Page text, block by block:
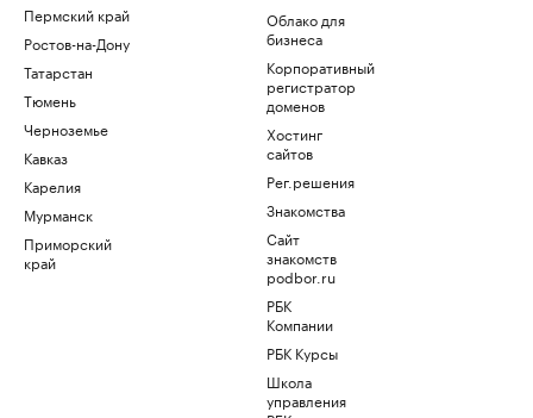
Пермский край
Ростов-на-Дону
Татарстан
Тюмень
Черноземье
Кавказ
Карелия
Мурманск
Приморский
край
Облако для
бизнеса
Корпоративный
регистратор
доменов
Хостинг
сайтов
Рег.решения
Знакомства
Сайт
знакомств
podbor.ru
РБК
Компании
РБК Курсы
Школа
управления